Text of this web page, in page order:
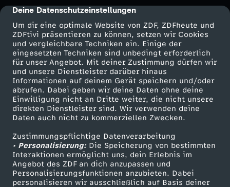
cmp-dialog-description
Deine Datenschutzeinstellungen
Um dir eine optimale Website von ZDF, ZDFheute und
ZDFtivi präsentieren zu können, setzen wir Cookies
und vergleichbare Techniken ein. Einige der
eingesetzten Techniken sind unbedingt erforderlich
für unser Angebot. Mit deiner Zustimmung dürfen wir
und unsere Dienstleister darüber hinaus
Informationen auf deinem Gerät speichern und/oder
abrufen. Dabei geben wir deine Daten ohne deine
Einwilligung nicht an Dritte weiter, die nicht unsere
direkten Dienstleister sind. Wir verwenden deine
Daten auch nicht zu kommerziellen Zwecken.
Zustimmungspflichtige Datenverarbeitung
• Personalisierung:Die Speicherung von bestimmten
Interaktionen ermöglicht uns, dein Erlebnis im
Angebot des ZDF an dich anzupassen und
Personalisierungsfunktionen anzubieten. Dabei
personalisieren wir ausschließlich auf Basis deiner
S
e
x
m
i
t
R
o
Mehr ZDF
ZDF-Apps
Smart TV
ZDFtext
Livestreams
Sendungen A-Z
TV-Programm
Service
ZDFmitreden
Kontakt zum ZDF
Tickets
Zuschauerservice
Hilfe